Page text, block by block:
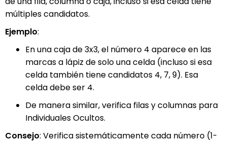
múltiples candidatos.
Ejemplo:
En una caja de 3x3, el número 4 aparece en las
marcas a lápiz de solo una celda (incluso si esa
celda también tiene candidatos 4, 7, 9). Esa
celda debe ser 4.
De manera similar, verifica filas y columnas para
Individuales Ocultos.
Consejo: Verifica sistemáticamente cada número (1-